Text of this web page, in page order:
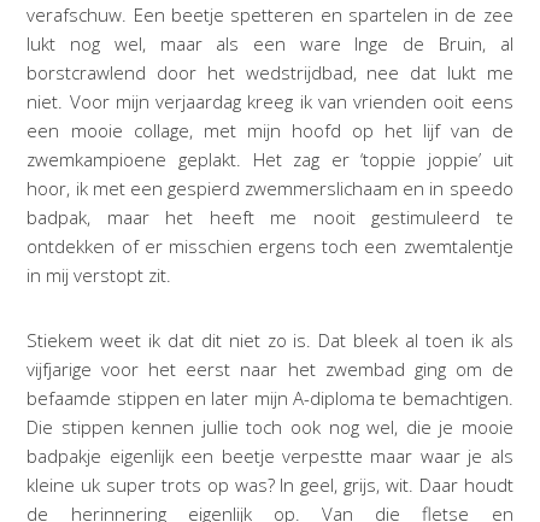
verafschuw. Een beetje spetteren en spartelen in de zee
lukt nog wel, maar als een ware Inge de Bruin, al
borstcrawlend door het wedstrijdbad, nee dat lukt me
niet. Voor mijn verjaardag kreeg ik van vrienden ooit eens
een mooie collage, met mijn hoofd op het lijf van de
zwemkampioene geplakt. Het zag er ‘toppie joppie’ uit
hoor, ik met een gespierd zwemmerslichaam en in speedo
badpak, maar het heeft me nooit gestimuleerd te
ontdekken of er misschien ergens toch een zwemtalentje
in mij verstopt zit.
Stiekem weet ik dat dit niet zo is. Dat bleek al toen ik als
vijfjarige voor het eerst naar het zwembad ging om de
befaamde stippen en later mijn A-diploma te bemachtigen.
Die stippen kennen jullie toch ook nog wel, die je mooie
badpakje eigenlijk een beetje verpestte maar waar je als
kleine uk super trots op was? In geel, grijs, wit. Daar houdt
de herinnering eigenlijk op. Van die fletse en